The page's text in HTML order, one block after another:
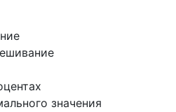
значения